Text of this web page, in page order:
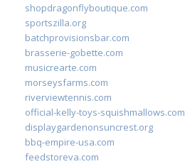
shopdragonflyboutique.com
sportszilla.org
batchprovisionsbar.com
brasserie-gobette.com
musicrearte.com
morseysfarms.com
riverviewtennis.com
official-kelly-toys-squishmallows.com
displaygardenonsuncrest.org
bbq-empire-usa.com
feedstoreva.com